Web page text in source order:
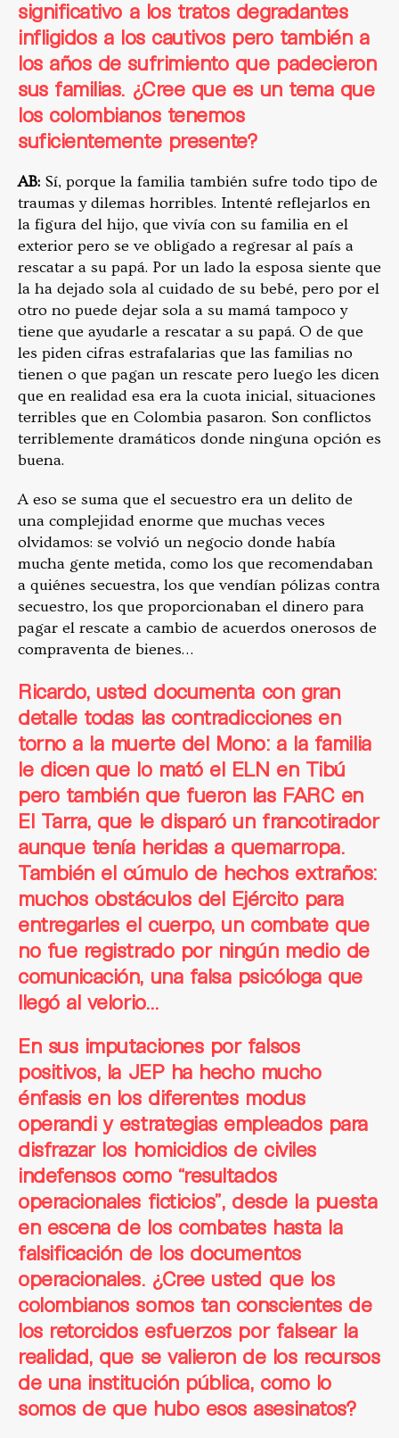
significativo a los tratos degradantes
infligidos a los cautivos pero también a
los años de sufrimiento que padecieron
sus familias. ¿Cree que es un tema que
los colombianos tenemos
suficientemente presente?
AB: Sí, porque la familia también sufre todo tipo de
traumas y dilemas horribles. Intenté reflejarlos en
la figura del hijo, que vivía con su familia en el
exterior pero se ve obligado a regresar al país a
rescatar a su papá. Por un lado la esposa siente que
la ha dejado sola al cuidado de su bebé, pero por el
otro no puede dejar sola a su mamá tampoco y
tiene que ayudarle a rescatar a su papá. O de que
les piden cifras estrafalarias que las familias no
tienen o que pagan un rescate pero luego les dicen
que en realidad esa era la cuota inicial, situaciones
terribles que en Colombia pasaron. Son conflictos
terriblemente dramáticos donde ninguna opción es
buena.
A eso se suma que el secuestro era un delito de
una complejidad enorme que muchas veces
olvidamos: se volvió un negocio donde había
mucha gente metida, como los que recomendaban
a quiénes secuestra, los que vendían pólizas contra
secuestro, los que proporcionaban el dinero para
pagar el rescate a cambio de acuerdos onerosos de
compraventa de bienes…
Ricardo, usted documenta con gran
detalle todas las contradicciones en
torno a la muerte del Mono: a la familia
le dicen que lo mató el ELN en Tibú
pero también que fueron las FARC en
El Tarra, que le disparó un francotirador
aunque tenía heridas a quemarropa.
También el cúmulo de hechos extraños:
muchos obstáculos del Ejército para
entregarles el cuerpo, un combate que
no fue registrado por ningún medio de
comunicación, una falsa psicóloga que
llegó al velorio…
En sus imputaciones por falsos
positivos, la JEP ha hecho mucho
énfasisen los diferentes modus
operandi y estrategias empleados para
disfrazar los homicidios de civiles
indefensos como “resultados
operacionales ficticios”, desde la puesta
en escena de los combates hasta la
falsificación de los documentos
operacionales. ¿Cree usted que los
colombianos somos tan conscientes de
los retorcidos esfuerzos por falsear la
realidad, que se valieron de los recursos
de una institución pública, como lo
somos de que hubo esos asesinatos?